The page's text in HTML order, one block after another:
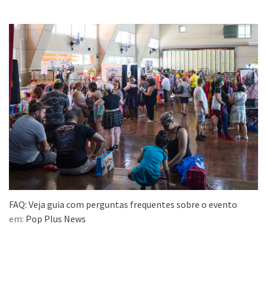
FAQ: Veja guia com perguntas frequentes sobre o evento
em: Pop Plus News